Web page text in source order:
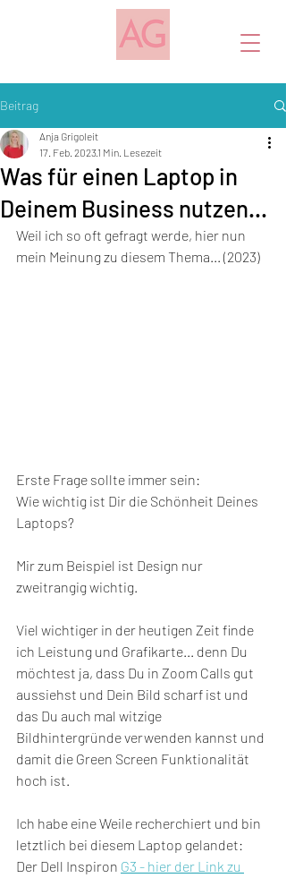
Beitrag
Was für einen Laptop in
Deinem Business nutzen...
Anja Grigoleit
17. Feb. 2023 1 Min. Lesezeit
Weil ich so oft gefragt werde, hier nun
mein Meinung zu diesem Thema... (2023)
Erste Frage sollte immer sein:
Wie wichtig ist Dir die Schönheit Deines
Laptops?
Mir zum Beispiel ist Design nur
zweitrangig wichtig.
Viel wichtiger in der heutigen Zeit finde
ich Leistung und Grafikarte... denn Du
möchtest ja, dass Du in Zoom Calls gut
aussiehst und Dein Bild scharf ist und
das Du auch mal witzige
Bildhintergründe verwenden kannst und
damit die Green Screen Funktionalität
hoch ist.
Ich habe eine Weile recherchiert und bin
letztlich bei diesem Laptop gelandet:
Der Dell Inspiron G3 - hier der Link zu